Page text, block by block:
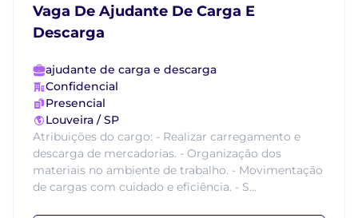
Vaga De Ajudante De Carga E
Descarga
ajudante de carga e descarga
Confidencial
Presencial
Louveira / SP
Atribuições do cargo: - Realizar carregamento e
descarga de mercadorias. - Organização dos
materiais no ambiente de trabalho. - Movimentação
de cargas com cuidado e eficiência. - S...